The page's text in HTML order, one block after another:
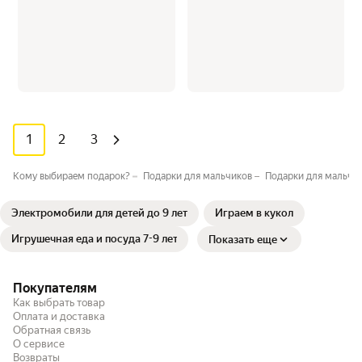
1 2 3
Кому выбираем подарок? Подарки для мальчиков Подарки для
Электромобили для детей до 9 лет Играем в кукол
Игрушечная еда и посуда 7-9 лет Показать еще
Покупателям
Как выбрать товар
Оплата и доставка
Обратная связь
О сервисе
Возвраты